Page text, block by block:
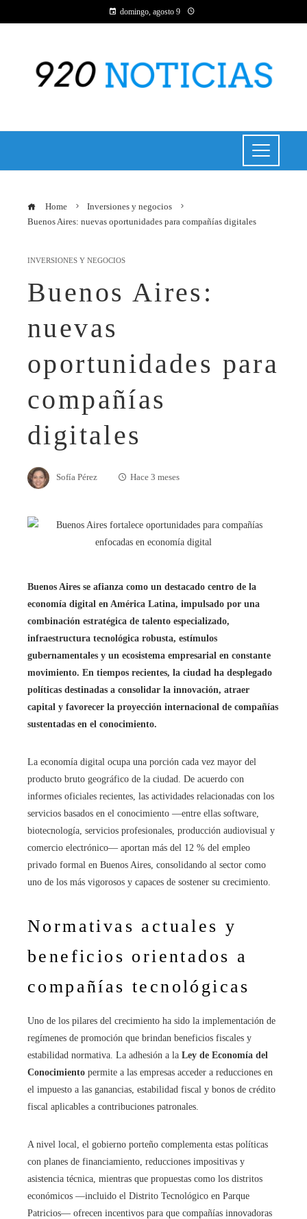
domingo, agosto 9
Home
Inversiones y negocios
Buenos Aires: nuevas oportunidades para compañías digitales
INVERSIONES Y NEGOCIOS
Buenos Aires:
nuevas
oportunidades para
compañías
digitales
Sofía Pérez Hace 3 meses
Buenos Aires se afianza como un destacado centro de la
economía digital en América Latina, impulsado por una
combinación estratégica de talento especializado,
infraestructura tecnológica robusta, estímulos
gubernamentales y un ecosistema empresarial en constante
movimiento. En tiempos recientes, la ciudad ha desplegado
políticas destinadas a consolidar la innovación, atraer
capital y favorecer la proyección internacional de compañías
sustentadas en el conocimiento.
La economía digital ocupa una porción cada vez mayor del
producto bruto geográfico de la ciudad. De acuerdo con
informes oficiales recientes, las actividades relacionadas con los
servicios basados en el conocimiento —entre ellas software,
biotecnología, servicios profesionales, producción audiovisual y
comercio electrónico— aportan más del 12 % del empleo
privado formal en Buenos Aires, consolidando al sector como
uno de los más vigorosos y capaces de sostener su crecimiento.
Normativas actuales y
beneficios orientados a
compañías tecnológicas
Uno de los pilares del crecimiento ha sido la implementación de
regímenes de promoción que brindan beneficios fiscales y
estabilidad normativa. La adhesión a la Ley de Economía del
Conocimiento permite a las empresas acceder a reducciones en
el impuesto a las ganancias, estabilidad fiscal y bonos de crédito
fiscal aplicables a contribuciones patronales.
A nivel local, el gobierno porteño complementa estas políticas
con planes de financiamiento, reducciones impositivas y
asistencia técnica, mientras que propuestas como los distritos
económicos —incluido el Distrito Tecnológico en Parque
Patricios— ofrecen incentivos para que compañías innovadoras